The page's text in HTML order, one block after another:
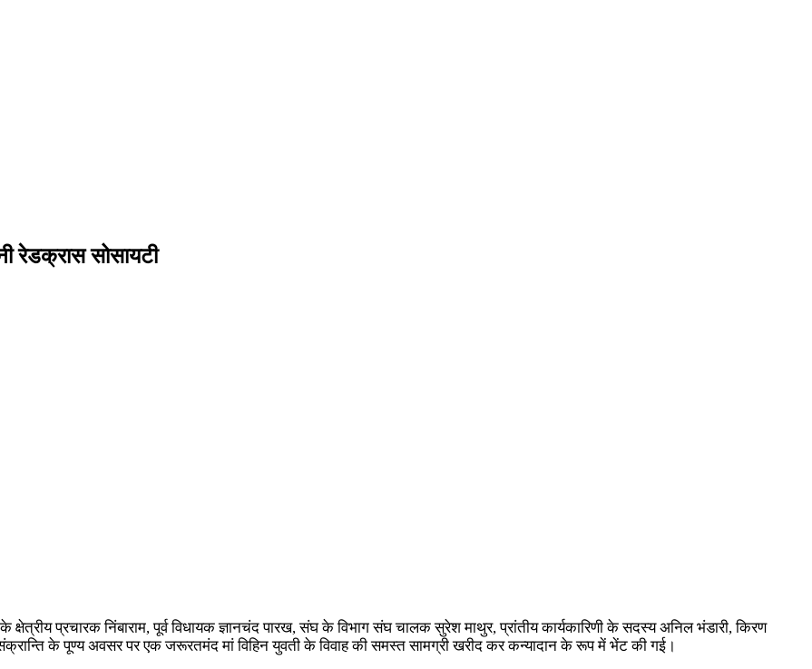
रेडक्रास सोसायटी
क्षेत्रीय प्रचारक निंबाराम, पूर्व विधायक ज्ञानचंद पारख, संघ के विभाग संघ चालक सुरेश माथुर, प्रांतीय कार्यकारिणी के सदस्य अनिल भंडारी, किरण
के पूण्य अवसर पर एक जरूरतमंद मां विहिन युवती के विवाह की समस्त सामग्री खरीद कर कन्यादान के रूप में भेंट की गई।